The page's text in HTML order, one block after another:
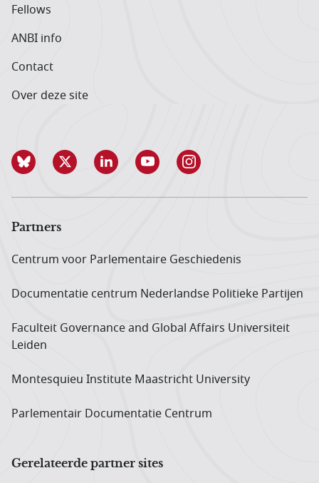
Fellows
ANBI info
Contact
Over deze site
Partners
Centrum voor Parlementaire Geschiedenis
Documentatie centrum Neder­landse Politieke Partijen
Faculteit Governance and Global Affairs Universiteit
Leiden
Montesquieu Institute Maastricht University
Parlementair Documentatie Centrum
Gerelateerde partner sites